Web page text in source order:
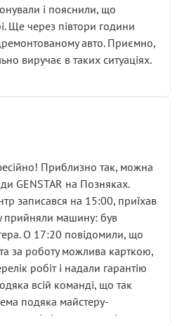
дякую!
абсурдно:
гальмівної рідини потрібно
гальмівним циліндром у
розуміється на техніці,
а як максимум —
вузол замість елементарних
мій візит. Раніше міняв у
наче справив хороше
декілька гайок під
що це “старі гайки, які
не хвилюватися. ( надіюсь
в полі))
такі дрібниці вже не
на довірі, і саме її цей сервіс
і пояснили, що
Ще через півтори години
авто. Приємно,
виручає в таких ситуаціях.
Приблизно так, можна
GENSTAR на Позняках.
записався на 15:00, приїхав
прийняли машину: був
О 17:20 повідомили, що
за роботу можлива карткою,
робіт і надали гарантію
всій команді, що так
подяка майстеру-
всі чітко та по суті.